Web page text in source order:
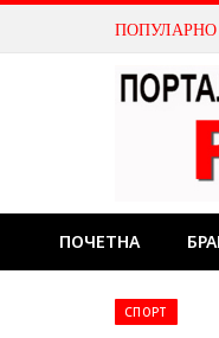
ПОПУЛАРНО
ПОЧЕТНА
СПОРТ